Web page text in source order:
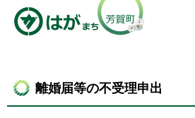
離婚届等の不受理申出